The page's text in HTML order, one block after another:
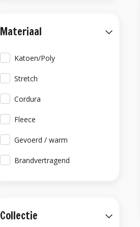
Materiaal
Katoen/Poly
Stretch
Cordura
Fleece
Gevoerd / warm
Brandvertragend
Collectie